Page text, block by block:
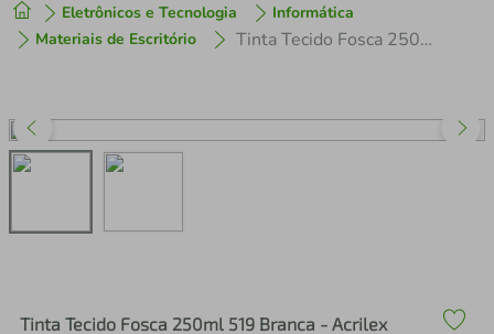
Eletrônicos e Tecnologia
Informática
Materiais de Escritório
Tinta Tecido Fosca 250ml 519 Branca - Acrilex
Tinta Tecido Fosca 250ml 519 Branca - Acrilex
1º tenis
3º perfume